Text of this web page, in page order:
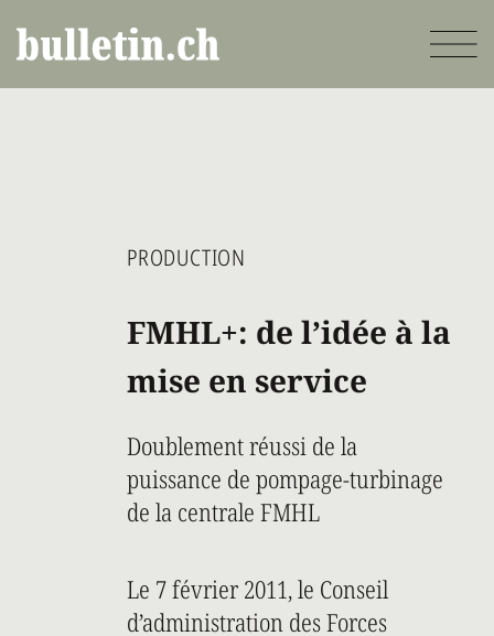
au
contenu
principal
PRODUCTION
FMHL+: de l’idée à la
mise en service
Doublement réussi de la
puissance de pompage-turbinage
de la centrale FMHL
Le 7 février 2011, le Conseil
d’administration des Forces